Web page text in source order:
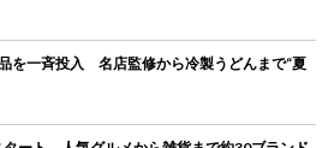
を一斉投入 名店監修から冷製うどんまで“夏